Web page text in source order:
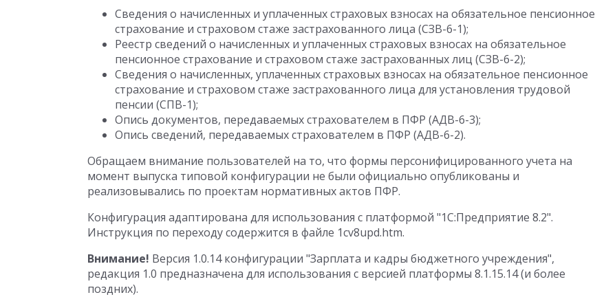
Сведения о начисленных и уплаченных страховых взносах на обязательное пенсионное
страхование и страховом стаже застрахованного лица (СЗВ-6-1);
Реестр сведений о начисленных и уплаченных страховых взносах на обязательное
пенсионное страхование и страховом стаже застрахованных лиц (СЗВ-6-2);
Сведения о начисленных, уплаченных страховых взносах на обязательное пенсионное
страхование и страховом стаже застрахованного лица для установления трудовой
пенсии (СПВ-1);
Опись документов, передаваемых страхователем в ПФР (АДВ-6-3);
Опись сведений, передаваемых страхователем в ПФР (АДВ-6-2).
Обращаем внимание пользователей на то, что формы персонифицированного учета на
момент выпуска типовой конфигурации не были официально опубликованы и
реализовывались по проектам нормативных актов ПФР.
Конфигурация адаптирована для использования с платформой "1С:Предприятие 8.2".
Инструкция по переходу содержится в файле 1cv8upd.htm.
Внимание! Версия 1.0.14 конфигурации "Зарплата и кадры бюджетного учреждения",
редакция 1.0 предназначена для использования с версией платформы 8.1.15.14 (и более
поздних).